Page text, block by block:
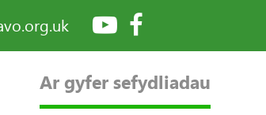
Ar gyfer sefydliadau